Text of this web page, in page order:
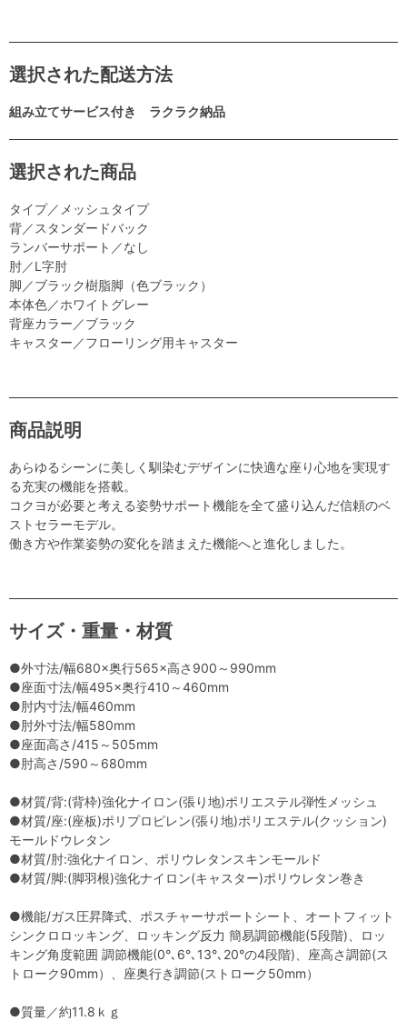
選択された配送方法
組み立てサービス付き ラクラク納品
選択された商品
タイプ／メッシュタイプ
背／スタンダードバック
ランバーサポート／なし
肘／L字肘
脚／ブラック樹脂脚（色ブラック）
本体色／ホワイトグレー
背座カラー／ブラック
キャスター／フローリング用キャスター
商品説明
あらゆるシーンに美しく馴染むデザインに快適な座り心地を実現す
る充実の機能を搭載。
コクヨが必要と考える姿勢サポート機能を全て盛り込んだ信頼のベ
ストセラーモデル。
働き方や作業姿勢の変化を踏まえた機能へと進化しました。
サイズ・重量・材質
●外寸法/幅680×奥行565×高さ900～990mm
●座面寸法/幅495×奥行410～460mm
●肘内寸法/幅460mm
●肘外寸法/幅580mm
●座面高さ/415～505mm
●肘高さ/590～680mm
●材質/背:(背枠)強化ナイロン(張り地)ポリエステル弾性メッシュ
●材質/座:(座板)ポリプロピレン(張り地)ポリエステル(クッション)
モールドウレタン
●材質/肘:強化ナイロン、ポリウレタンスキンモールド
●材質/脚:(脚羽根)強化ナイロン(キャスター)ポリウレタン巻き
●機能/ガス圧昇降式、ポスチャーサポートシート、オートフィット
シンクロロッキング、ロッキング反力 簡易調節機能(5段階)、ロッ
キング角度範囲 調節機能(0°､6°､13°､20°の4段階)、座高さ調節(ス
トローク90mm）、座奥行き調節(ストローク50mm）
●質量／約11.8ｋｇ